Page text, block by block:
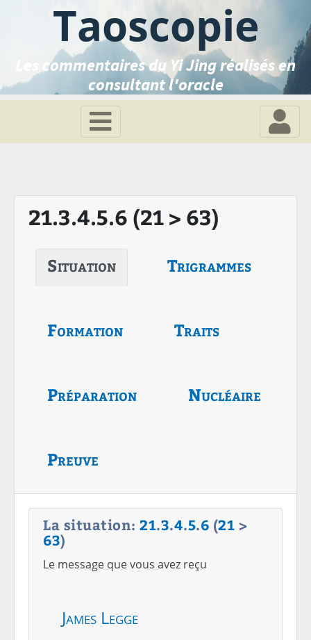
Taoscopie
Les commentaires du Yi Jing réalisés en
consultant l'oracle
21.3.4.5.6 (21 > 63)
Situation Trigrammes
Formation Traits
Préparation Nucléaire
Preuve
La situation: 21.3.4.5.6 (21 >
63)
Le message que vous avez reçu
James Legge